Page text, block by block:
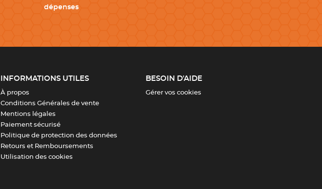
dépenses
INFORMATIONS UTILES
À propos
Conditions Générales de vente
Mentions légales
Paiement sécurisé
Politique de protection des données
Retours et Remboursements
Utilisation des cookies
BESOIN D'AIDE
Gérer vos cookies